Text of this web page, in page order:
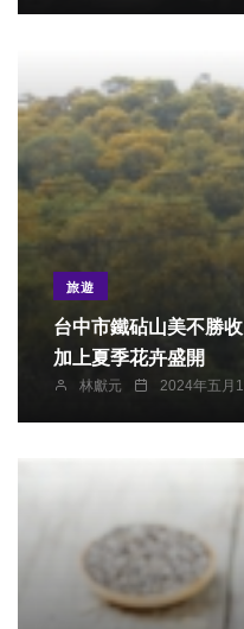
旅遊
台中市鐵砧山美不勝收 滿山相思林開滿金黃花色
加上夏季花卉盛開
林獻元 2024年五月